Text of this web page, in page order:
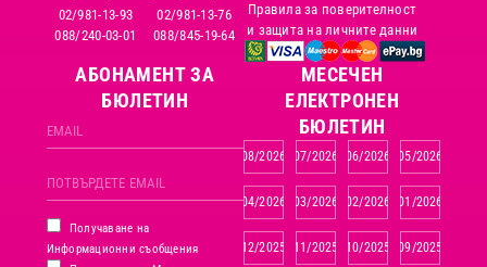
02/981-13-93
088/240-03-01
02/981-13-76
088/845-19-64
Правила за поверителност
и защита на личните данни
АБОНАМЕНТ ЗА
БЮЛЕТИН
Получаване на
Информационни съобщения
MЕСЕЧЕН
ЕЛЕКТРОНЕН
БЮЛЕТИН
08/2026 07/2026 06/2026 05/2026
04/2026 03/2026 02/2026 01/2026
12/2025 11/2025 10/2025 09/2025